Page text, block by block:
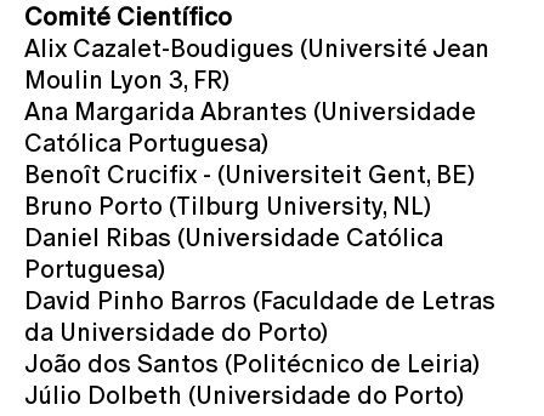
Comité Científico
Alix Cazalet-Boudigues (Université Jean
Moulin Lyon 3, FR)
Ana Margarida Abrantes (Universidade
Católica Portuguesa)
Benoît Crucifix - (Universiteit Gent, BE)
Bruno Porto (Tilburg University, NL)
Daniel Ribas (Universidade Católica
Portuguesa)
David Pinho Barros (Faculdade de Letras
da Universidade do Porto)
João dos Santos (Politécnico de Leiria)
Júlio Dolbeth (Universidade do Porto)